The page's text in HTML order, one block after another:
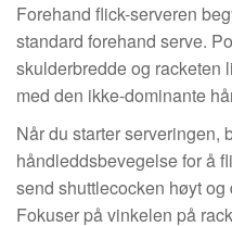
Forehand flick-serveren
standard forehand serve.
skulderbredde og racketen
med den ikke-dominante
Når du starter serveringen,
håndleddsbevegelse for å
send shuttlecocken høyt
Fokuser på vinkelen på